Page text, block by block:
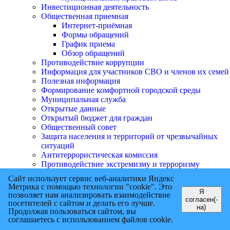
Инвестиционная деятельность
Общественная приемная
Интернет-приёмная
Формы обращений
График приема
Обзор обращений
Противодействие коррупции
Информация для участников СВО и членов их семей
Полезная информация
Формирование комфортной городской среды
Муниципальная служба
Открытые данные
Открытый бюджет для граждан
Общественный совет
Защита населения и территорий от чрезвычайных
ситуаций
Антитеррористическая комиссия
Противодействие экстремизму и терроризму
деятельность?
Куда сообщить об экстремизме?
Нормативно-правовая база
Запрещенные экстремистские организации
Террористические организации
Сайт использует сервис веб-аналитики Яндекс
Метрика с помощью технологии "cookie". Это
позволяет нам анализировать взаимодействие
посетителей с сайтом и делать его лучше.
Продолжая пользоваться сайтом, вы
соглашаетесь с использованием файлов cookie.
Я
согласен(-
на)